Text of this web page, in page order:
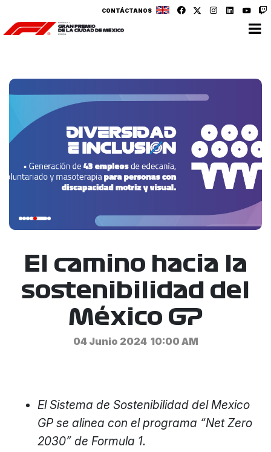
CONTÁCTANOS
El camino hacia la
sostenibilidad del
México GP
04 Junio 2024 10:00 AM
El Sistema de Sostenibilidad del Mexico
GP se alinea con el programa “Net Zero
2030” de Formula 1.